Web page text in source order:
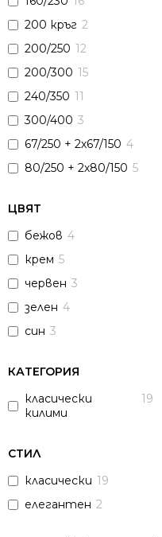
200 кръг 2
200/250 12
200/300 15
240/350 11
300/400 3
67/250 + 2х67/150 4
80/250 + 2х80/150 5
ЦВЯТ
бежов 4
крем 5
червен 3
зелен 4
син 3
КАТЕГОРИЯ
класически
килими
19
СТИЛ
класически 19
елегантен 2